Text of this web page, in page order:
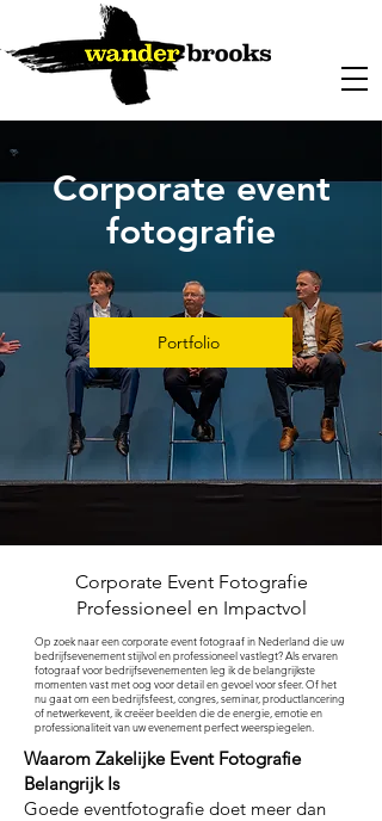
Corporate event
fotografie
Portfolio
Corporate Event Fotografie
Professioneel en Impactvol
Op zoek naar een corporate event fotograaf in Nederland die uw
bedrijfsevenement stijlvol en professioneel vastlegt? Als ervaren
fotograaf voor bedrijfsevenementen leg ik de belangrijkste
momenten vast met oog voor detail en gevoel voor sfeer. Of het
nu gaat om een bedrijfsfeest, congres, seminar, productlancering
of netwerkevent, ik creëer beelden die de energie, emotie en
professionaliteit van uw evenement perfect weerspiegelen.
Waarom Zakelijke Event Fotografie
Belangrijk Is
Goede eventfotografie doet meer dan